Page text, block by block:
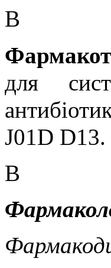
В
для
J01D D13.
В